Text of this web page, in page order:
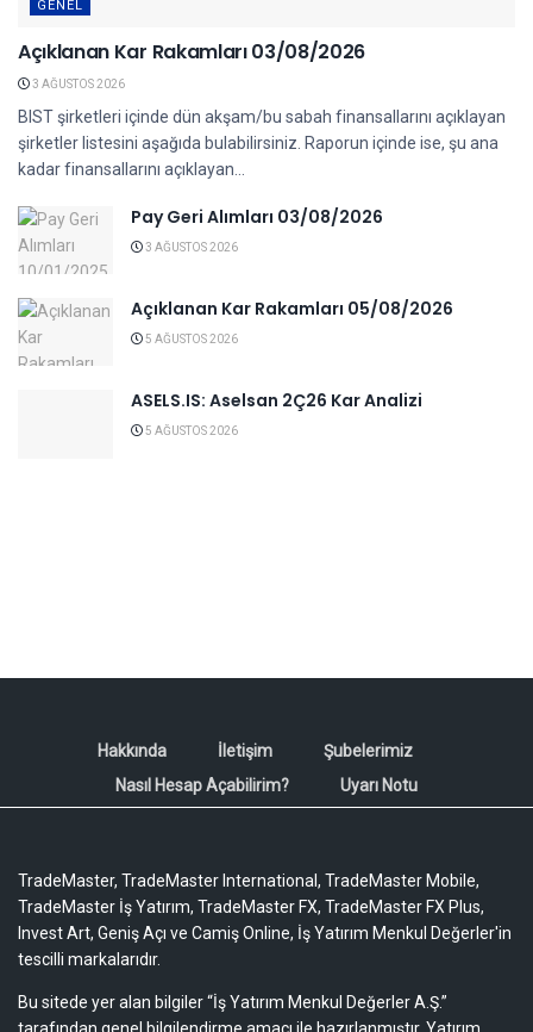
GENEL
Açıklanan Kar Rakamları 03/08/2026
3 AĞUSTOS 2026
BIST şirketleri içinde dün akşam/bu sabah finansallarını açıklayan
şirketler listesini aşağıda bulabilirsiniz. Raporun içinde ise, şu ana
kadar finansallarını açıklayan...
Pay Geri Alımları 03/08/2026
3 AĞUSTOS 2026
Açıklanan Kar Rakamları 05/08/2026
5 AĞUSTOS 2026
ASELS.IS: Aselsan 2Ç26 Kar Analizi
5 AĞUSTOS 2026
Hakkında İletişim
Şubelerimiz
Nasıl Hesap Açabilirim?
Uyarı Notu
TradeMaster, TradeMaster International, TradeMaster Mobile,
TradeMaster İş Yatırım, TradeMaster FX, TradeMaster FX Plus,
Invest Art, Geniş Açı ve Camiş Online, İş Yatırım Menkul Değerler'in
tescilli markalarıdır.
Bu sitede yer alan bilgiler “İş Yatırım Menkul Değerler A.Ş.”
tarafından genel bilgilendirme amacı ile hazırlanmıştır. Yatırım